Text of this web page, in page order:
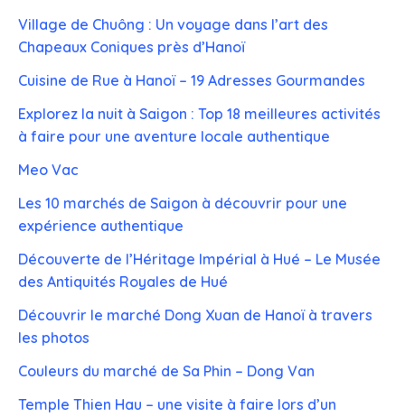
Village de Chuông : Un voyage dans l’art des
Chapeaux Coniques près d’Hanoï
Cuisine de Rue à Hanoï – 19 Adresses Gourmandes
Explorez la nuit à Saigon : Top 18 meilleures activités
à faire pour une aventure locale authentique
Meo Vac
Les 10 marchés de Saigon à découvrir pour une
expérience authentique
Découverte de l’Héritage Impérial à Hué – Le Musée
des Antiquités Royales de Hué
Découvrir le marché Dong Xuan de Hanoï à travers
les photos
Couleurs du marché de Sa Phin – Dong Van
Temple Thien Hau – une visite à faire lors d’un